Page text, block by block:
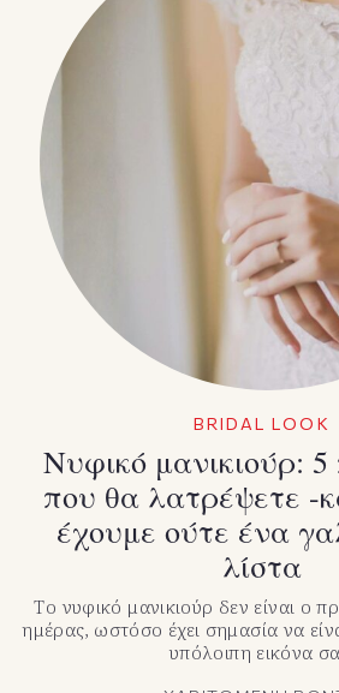
BRIDAL LOOK
Νυφικό μανικιούρ: 5
που θα λατρέψετε -
έχουμε ούτε ένα
λίστα
Το νυφικό μανικιούρ δεν είναι ο
ημέρας, ωστόσο έχει σημασία να
υπόλοιπη εικόνα